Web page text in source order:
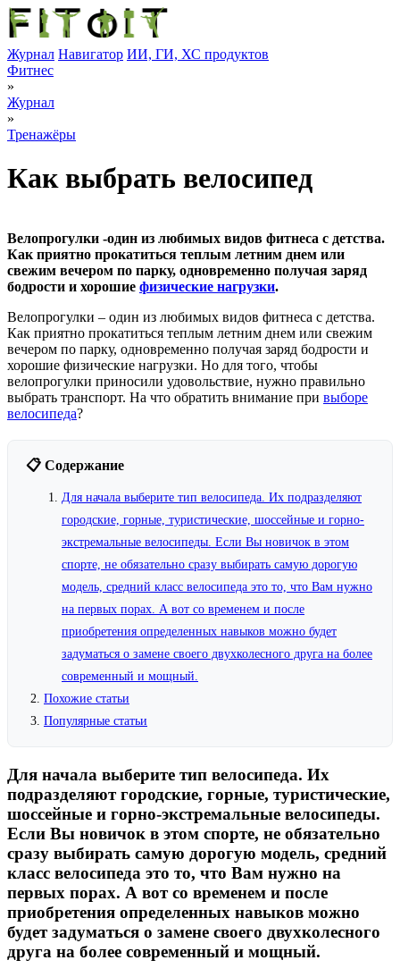
Журнал Навигатор ИИ, ГИ, ХС продуктов
Фитнес
»
Журнал
»
Тренажёры
Как выбрать велосипед
Велопрогулки -один из любимых видов фитнеса с детства.
Как приятно прокатиться теплым летним днем или
свежим вечером по парку, одновременно получая заряд
бодрости и хорошие физические нагрузки.
Велопрогулки – один из любимых видов фитнеса с детства.
Как приятно прокатиться теплым летним днем или свежим
вечером по парку, одновременно получая заряд бодрости и
хорошие физические нагрузки. Но для того, чтобы
велопрогулки приносили удовольствие, нужно правильно
выбрать транспорт. На что обратить внимание при выборе
велосипеда?
📋 Содержание
Для начала выберите тип велосипеда. Их подразделяют
городские, горные, туристические, шоссейные и горно-
экстремальные велосипеды. Если Вы новичок в этом
спорте, не обязательно сразу выбирать самую дорогую
модель, средний класс велосипеда это то, что Вам нужно
на первых порах. А вот со временем и после
приобретения определенных навыков можно будет
задуматься о замене своего двухколесного друга на более
современный и мощный.
Похожие статьи
Популярные статьи
Для начала выберите тип велосипеда. Их
подразделяют городские, горные, туристические,
шоссейные и горно-экстремальные велосипеды.
Если Вы новичок в этом спорте, не обязательно
сразу выбирать самую дорогую модель, средний
класс велосипеда это то, что Вам нужно на
первых порах. А вот со временем и после
приобретения определенных навыков можно
будет задуматься о замене своего двухколесного
друга на более современный и мощный.